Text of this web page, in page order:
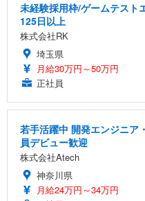
未経験採用枠/ゲームテスト
125日以上
株式会社RK
埼玉県
月給30万円～50万円
正社員
若手活躍中 開発エンジニア
員デビュー歓迎
株式会社Atech
神奈川県
月給24万円～34万円